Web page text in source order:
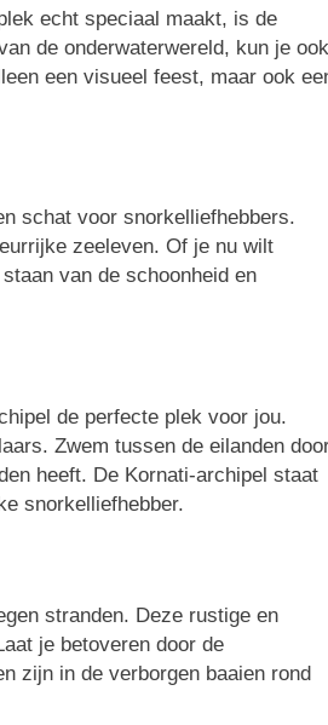
echt speciaal maakt, is de
de onderwaterwereld, kun je ook
een visueel feest, maar ook
schat voor snorkelliefhebbers.
zeeleven. Of je nu wilt
van de schoonheid en
de perfecte plek voor jou.
Zwem tussen de eilanden
heeft. De Kornati-archipel staat
snorkelliefhebber.
stranden. Deze rustige en
je betoveren door de
zijn in de verborgen baaien rond